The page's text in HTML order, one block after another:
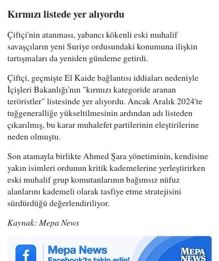
Kırmızı listede yer alıyordu
Çiftçi'nin atanması, yabancı kökenli eski muhalif
savaşçıların yeni Suriye ordusundaki konumuna ilişkin
tartışmaları da yeniden gündeme getirdi.
Çiftçi, geçmişte El Kaide bağlantısı iddiaları nedeniyle
İçişleri Bakanlığı'nın "kırmızı kategoride aranan
teröristler" listesinde yer alıyordu. Ancak Aralık 2024'te
tuğgeneralliğe yükseltilmesinin ardından adı listeden
çıkarılmış, bu karar muhalefet partilerinin eleştirilerine
neden olmuştu.
Son atamayla birlikte Ahmed Şara yönetiminin, kendisine
yakın isimleri ordunun kritik kademelerine yerleştirirken
eski muhalif grup komutanlarının bağımsız nüfuz
alanlarını kademeli olarak tasfiye etme stratejisini
sürdürdüğü değerlendiriliyor.
Kaynak: Mepa News